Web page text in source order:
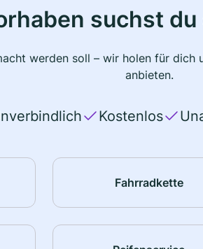
suchst
werden soll – wir holen für
anbieten.
Kostenlos
Fahrradkette